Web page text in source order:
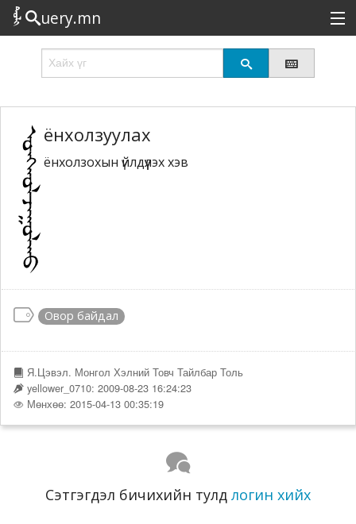
uery.mn
Сонирхолтой
Эрэлттэй
Төрөл
Татах
Логин
ёнхолзуулах
ёнхолзохын үйлдүүлэх хэв
Овор байдал
Я.Цэвэл. Монгол Хэлний Товч Тайлбар Толь
yellower_0710: 2009-08-23 16:24:23
Мөнхөө: 2015-04-13 00:35:19
Сэтгэгдэл бичихийн тулд логин хийх